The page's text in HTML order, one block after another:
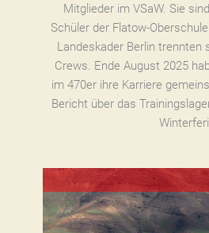
Mitglieder im VSaW. Sie
Schüler der Flatow-
Landeskader Berlin trennten
Crews. Ende August 2025
im 470er ihre Karriere
Bericht über das